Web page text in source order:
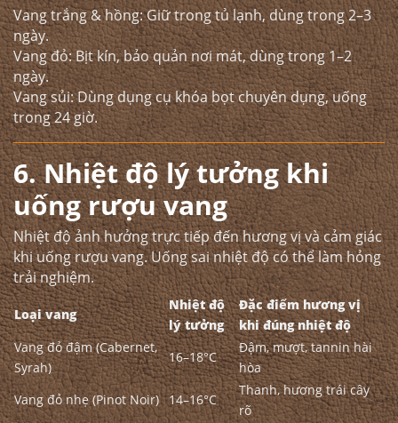
Vang trắng & hồng: Giữ trong tủ lạnh, dùng trong 2–3
ngày.
Vang đỏ: Bịt kín, bảo quản nơi mát, dùng trong 1–2
ngày.
Vang sủi: Dùng dụng cụ khóa bọt chuyên dụng, uống
trong 24 giờ.
6. Nhiệt độ lý tưởng khi
uống rượu vang
Nhiệt độ ảnh hưởng trực tiếp đến hương vị và cảm giác
khi uốngrượu vang. Uống sai nhiệt độ có thể làm hỏng
trải nghiệm.
Loại vang
Nhiệt độ
lý tưởng
Đặc điểm hương vị
khi đúng nhiệt độ
Vang đỏ đậm (Cabernet,
Syrah)
16–18°C
Đậm, mượt, tannin hài
hòa
Vang đỏ nhẹ (Pinot Noir) 14–16°C
Thanh, hương trái cây
rõ